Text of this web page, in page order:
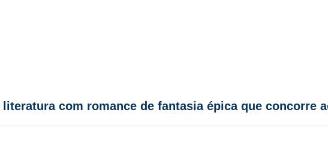
com romance de fantasia épica que concorre